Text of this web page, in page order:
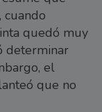
cuando
quedó muy
determinar
el
que no